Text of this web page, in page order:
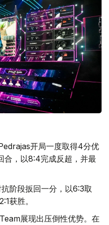
开局一度取得4分优
合，以8:4完成反超，并最
阶段扳回一分，以6:3取
获胜。
展现出压倒性优势。在